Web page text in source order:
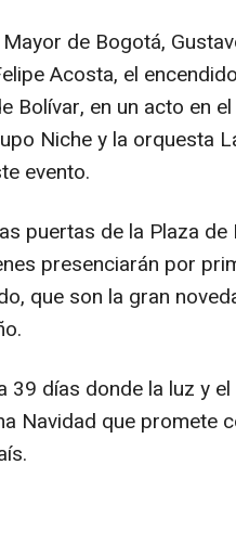
de Bogotá,
Acosta, el
Bolívar, en un acto en
Niche y la orquesta
evento.
puertas de la Plaza
presenciarán por
que son la gran
39 días donde la luz y
Navidad que promete